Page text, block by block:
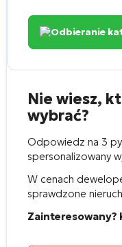
Odbieranie
Nie wiesz,
wybrać?
Odpowiedz na 3
spersonalizowany
W cenach
sprawdzone
Zainteresowany?